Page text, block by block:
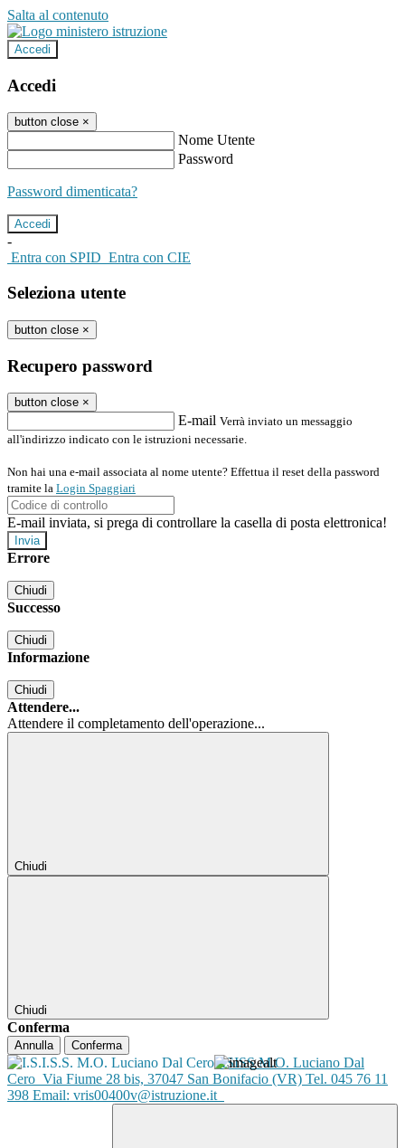
Salta al contenuto
Accedi
Accedi
button close ×
Nome Utente
Password
Password dimenticata?
-
Entra con SPID Entra con CIE
Seleziona utente
button close ×
Recupero password
button close ×
E-mail Verrà inviato un messaggio
all'indirizzo indicato con le istruzioni necessarie.
Non hai una e-mail associata al nome utente? Effettua il reset della password
tramite la Login Spaggiari
E-mail inviata, si prega di controllare la casella di posta elettronica!
Errore
Chiudi
Successo
Chiudi
Informazione
Chiudi
Attendere...
Attendere il completamento dell'operazione...
Chiudi
Chiudi
Conferma
Annulla Conferma
ISISS M.O. Luciano Dal
Cero Via Fiume 28 bis, 37047 San Bonifacio (VR) Tel. 045 76 11
398 Email: vris00400v@istruzione.it